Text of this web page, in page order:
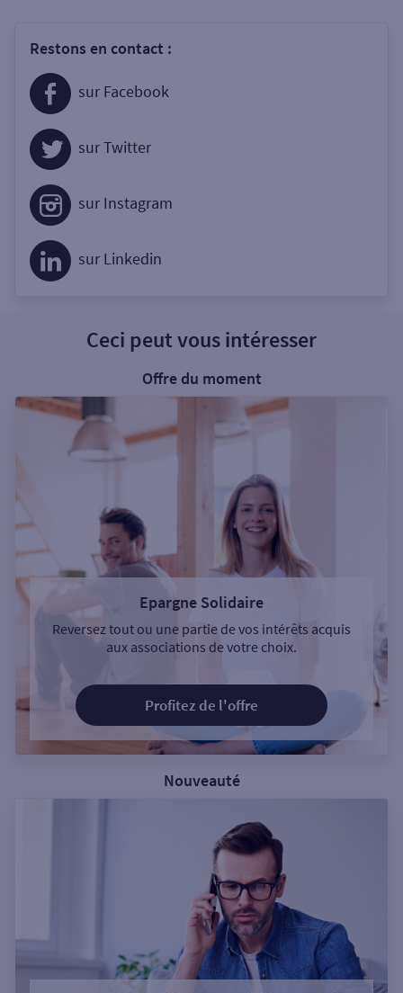
Restons en contact :
sur Facebook
sur Twitter
sur Instagram
sur Linkedin
Ceci peut vous intéresser
Offre du moment
Epargne Solidaire
Reversez tout ou une partie de vos intérêts acquis
aux associations de votre choix.
Profitez de l'offre
Nouveauté